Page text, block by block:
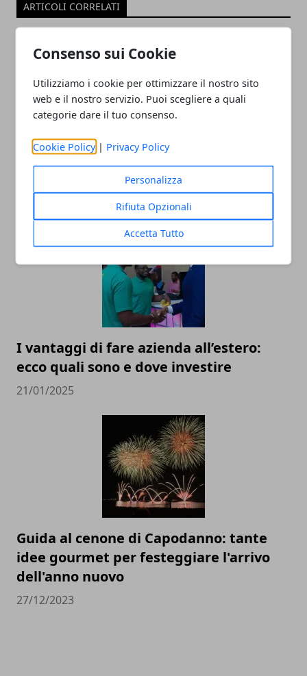
Consenso sui Cookie
Utilizziamo i cookie per ottimizzare il nostro sito
web e il nostro servizio. Puoi scegliere a quali
categorie dare il tuo consenso.
Cookie Policy | Privacy Policy
Personalizza
Rifiuta Opzionali
Accetta Tutto
ARTICOLI CORRELATI
Il ritorno in auge della moda vintage: il
retrò che non smette di conquistare
I vantaggi di fare azienda all’estero:
ecco quali sono e dove investire
21/01/2025
Guida al cenone di Capodanno: tante
idee gourmet per festeggiare l'arrivo
dell'anno nuovo
27/12/2023